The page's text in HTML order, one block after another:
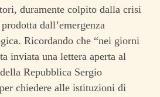
duramente colpito dalla crisi
dall’emergenza
Ricordando che “nei giorni
inviata una lettera aperta al
Repubblica Sergio
chiedere alle istituzioni di